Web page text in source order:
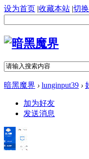
设为首页 |收藏本站 |切
暗黑魔界 › lunginput39 ›
加为好友
发送消息